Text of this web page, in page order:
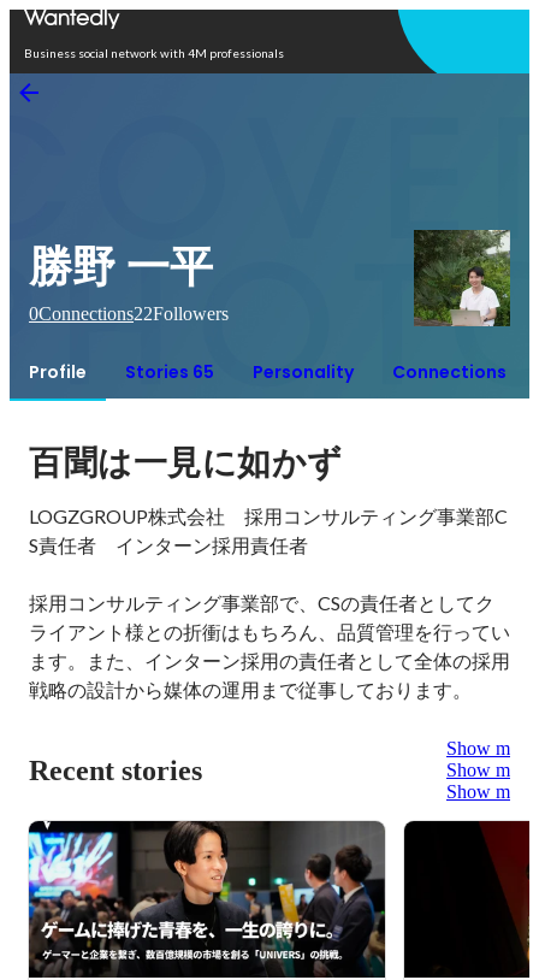
Business social network with 4M professionals
勝野 一平
0Connections22Followers
Profile Stories 65 Personality Connections
百聞は一見に如かず
LOGZGROUP株式会社　採用コンサルティング事業部C
S責任者　インターン採用責任者
採用コンサルティング事業部で、CSの責任者としてク
ライアント様との折衝はもちろん、品質管理を行ってい
ます。また、インターン採用の責任者として全体の採用
戦略の設計から媒体の運用まで従事しております。
Recent stories
Show more
Show more
Show more